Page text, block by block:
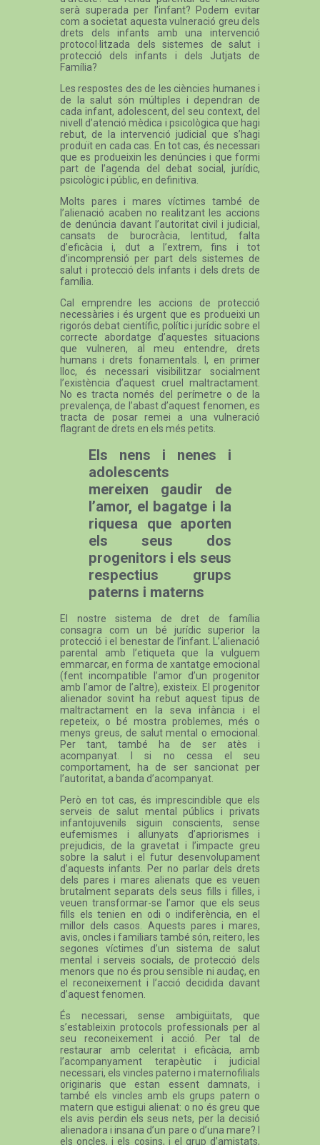
serà superada per l’infant? Podem evitar
com a societat aquesta vulneració greu dels
drets dels infants amb una intervenció
protocol·litzada dels sistemes de salut i
protecció dels infants i dels Jutjats de
Família?
Les respostes des de les ciències humanes i
de la salut són múltiples i dependran de
cada infant, adolescent, del seu context, del
nivell d’atenció mèdica i psicològica que hagi
rebut, de la intervenció judicial que s’hagi
produït en cada cas. En tot cas, és necessari
que es produeixin les denúncies i que formi
part de l’agenda del debat social, jurídic,
psicològic i públic, en definitiva.
Molts pares i mares víctimes també de
l’alienació acaben no realitzant les accions
de denúncia davant l’autoritat civil i judicial,
cansats de burocràcia, lentitud, falta
d’eficàcia i, dut a l’extrem, fins i tot
d’incomprensió per part dels sistemes de
salut i protecció dels infants i dels drets de
família.
Cal emprendre les accions de protecció
necessàries i és urgent que es produeixi un
rigorós debat científic, polític i jurídic sobre el
correcte abordatge d’aquestes situacions
que vulneren, al meu entendre, drets
humans i drets fonamentals. I, en primer
lloc, és necessari visibilitzar socialment
l’existència d’aquest cruel maltractament.
No es tracta només del perímetre o de la
prevalença, de l’abast d’aquest fenomen, es
tracta de posar remei a una vulneració
flagrant de drets en els més petits.
Els nens i nenes i
adolescents
mereixen gaudir de
l’amor, el bagatge i la
riquesa que aporten
els seus dos
progenitors i els seus
respectius grups
paterns i materns
El nostre sistema de dret de família
consagra com un bé jurídic superior la
protecció i el benestar de l’infant. L’alienació
parental amb l’etiqueta que la vulguem
emmarcar, en forma de xantatge emocional
(fent incompatible l’amor d’un progenitor
amb l’amor de l’altre), existeix. El progenitor
alienador sovint ha rebut aquest tipus de
maltractament en la seva infància i el
repeteix, o bé mostra problemes, més o
menys greus, de salut mental o emocional.
Per tant, també ha de ser atès i
acompanyat. I si no cessa el seu
comportament, ha de ser sancionat per
l’autoritat, a banda d’acompanyat.
Però en tot cas, és imprescindible que els
serveis de salut mental públics i privats
infantojuvenils siguin conscients, sense
eufemismes i allunyats d’apriorismes i
prejudicis, de la gravetat i l’impacte greu
sobre la salut i el futur desenvolupament
d’aquests infants. Per no parlar dels drets
dels pares i mares alienats que es veuen
brutalment separats dels seus fills i filles, i
veuen transformar-se l’amor que els seus
fills els tenien en odi o indiferència, en el
millor dels casos. Aquests pares i mares,
avis, oncles i familiars també són, reitero, les
segones víctimes d’un sistema de salut
mental i serveis socials, de protecció dels
menors que no és prou sensible ni audaç, en
el reconeixement i l’acció decidida davant
d’aquest fenomen.
És necessari, sense ambigüitats, que
s’estableixin protocols professionals per al
seu reconeixement i acció. Per tal de
restaurar amb celeritat i eficàcia, amb
l’acompanyament terapèutic i judicial
necessari, els vincles paterno i maternofilials
originaris que estan essent damnats, i
també els vincles amb els grups patern o
matern que estigui alienat: o no és greu que
els avis perdin els seus nets, per la decisió
alienadora i insana d’un pare o d’una mare? I
els oncles, i els cosins, i el grup d’amistats,